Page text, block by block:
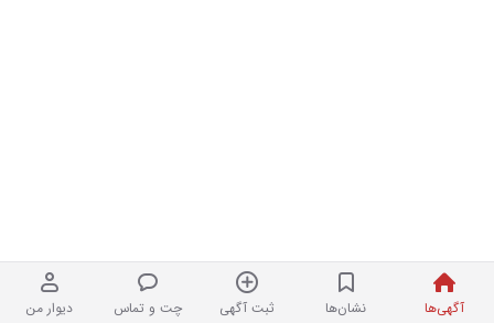
آگهی‌ها نشان‌ها ثبت آگهی چت و تماس دیوار من